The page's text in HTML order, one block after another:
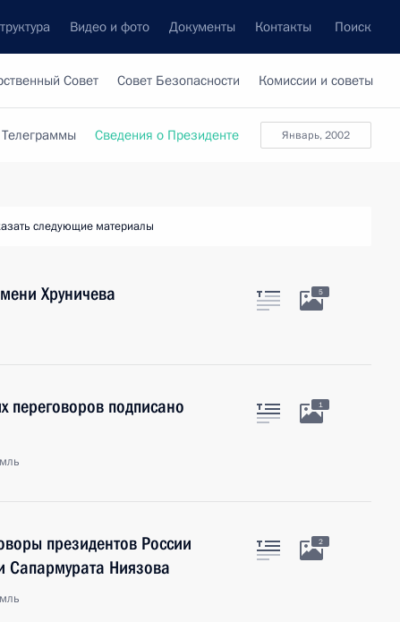
Видео и фото Документы Контакты Поиск
Совет Совет Безопасности Комиссии и советы
январь, 2002
Телеграммы Сведения о Президенте
следующие материалы
Хруничева 5
переговоров подписано
1
президентов России
Сапармурата Ниязова
2